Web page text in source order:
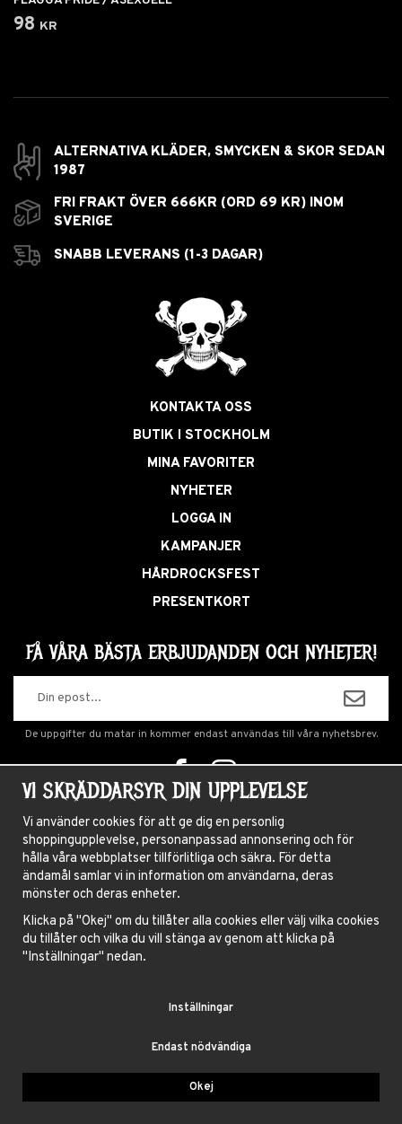
98 kr
ALTERNATIVA KLÄDER, SMYCKEN & SKOR SEDAN
1987
FRI FRAKT ÖVER 666KR (ORD 69 KR) INOM
SVERIGE
SNABB LEVERANS (1-3 DAGAR)
KONTAKTA OSS
BUTIK I STOCKHOLM
MINA FAVORITER
NYHETER
LOGGA IN
KAMPANJER
HÅRDROCKSFEST
PRESENTKORT
FÅ VÅRA BÄSTA ERBJUDANDEN OCH NYHETER!
De uppgifter du matar in kommer endast användas till våra nyhetsbrev.
OM OSS
NYHETSBREV
OM COOKIES
FRÅGOR OCH SVAR
HÅRFÄRGNINGSGUIDE
INSTRUKTIONER LINSER
BLOGG
VI SKRÄDDARSYR DIN UPPLEVELSE
Vi använder cookies för att ge dig en personlig
shoppingupplevelse, personanpassad annonsering och för
hålla våra webbplatser tillförlitliga och säkra. För detta
ändamål samlar vi in information om användarna, deras
mönster och deras enheter.
Klicka på "Okej" om du tillåter alla cookies eller välj vilka cookies
du tillåter och vilka du vill stänga av genom att klicka på
"Inställningar" nedan.
Inställningar
Endast nödvändiga
Okej